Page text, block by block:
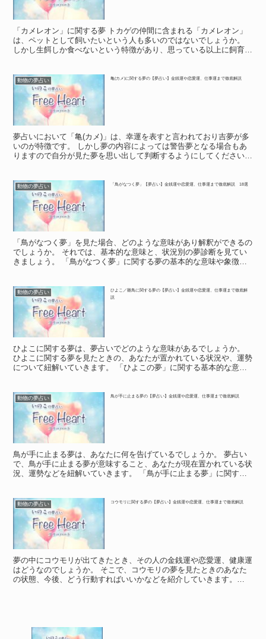
「カメレオン」に関する夢 トカゲの仲間に含まれる「カメレオン」
は、ペットとして飼いたいという人も多いのではないでしょうか。
しかし生餌しか食べないという特徴があり、思っている以上に飼育は
動物の夢占い 亀(カメ)に関する夢の【夢占い】金銭運や恋愛運、仕事運まで徹底解説
夢占いにおいて「亀(カメ)」は、幸運を表すと言われており吉夢が多
いのが特徴です。 しかし夢の内容によっては警告夢となる場合もあ
りますので自分が見た夢を思い出して判断するようにしてください。
動物の夢占い 「鳥がなつく夢」【夢占い】金銭運や恋愛運、仕事運まで徹底解説 18選
「鳥がなつく夢」を見た場合、どのような意味があり解釈ができるの
でしょうか。 それでは、基本的な意味と、状況別の夢診断を見てい
きましょう。 「鳥がなつく夢」に関する夢の基本的な意味や象徴
動物の夢占い
ひよこ／雛鳥に関する夢の【夢占い】金銭運や恋愛運、仕事運まで徹底解
説
ひよこに関する夢は、夢占いでどのような意味があるでしょうか。
ひよこに関する夢を見たときの、あなたが置かれている状況や、運勢
について紐解いていきます。 「ひよこの夢」に関する基本的な意味
動物の夢占い 鳥が手に止まる夢の【夢占い】金銭運や恋愛運、仕事運まで徹底解説
鳥が手に止まる夢は、あなたに何を告げているでしょうか。 夢占い
で、鳥が手に止まる夢が意味すること、あなたが現在置かれている状
況、運勢などを紐解いていきます。 「鳥が手に止まる夢」に関する
動物の夢占い コウモリに関する夢の【夢占い】金銭運や恋愛運、仕事運まで徹底解説
夢の中にコウモリが出てきたとき、その人の金銭運や恋愛運、健康運
はどうなのでしょうか。 そこで、コウモリの夢を見たときのあなた
の状態、今後、どう行動すればいいかなどを紹介していきます。